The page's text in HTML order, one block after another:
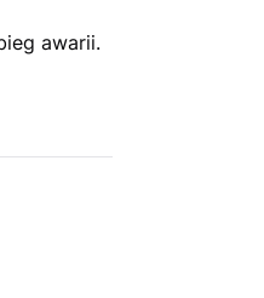
awarii.